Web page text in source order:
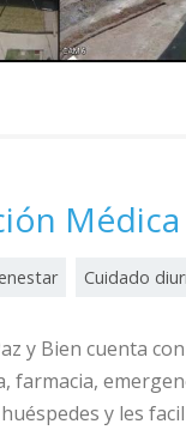
Médica
Cuidado
y Bien cuenta
farmacia,
y les